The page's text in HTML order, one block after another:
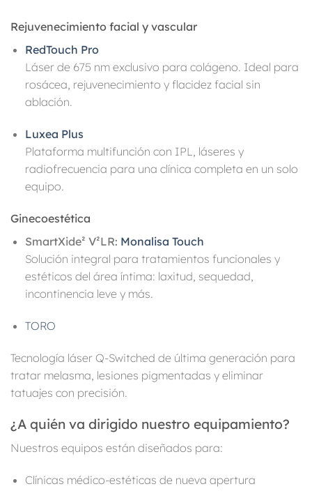
Rejuvenecimiento facial y vascular
RedTouch Pro
Láser de 675 nm exclusivo para colágeno. Ideal para
rosácea, rejuvenecimiento y flacidez facial sin
ablación.
Luxea Plus
Plataforma multifunción con IPL, láseres y
radiofrecuencia para una clínica completa en un solo
equipo.
Ginecoestética
SmartXide² V²LR: Monalisa Touch
Solución integral para tratamientos funcionales y
estéticos del área íntima: laxitud, sequedad,
incontinencia leve y más.
TORO
Tecnología láser Q-Switched de última generación para
tratar melasma, lesiones pigmentadas y eliminar
tatuajes con precisión.
¿A quién va dirigido nuestro equipamiento?
Nuestros equipos están diseñados para:
Clínicas médico-estéticas de nueva apertura